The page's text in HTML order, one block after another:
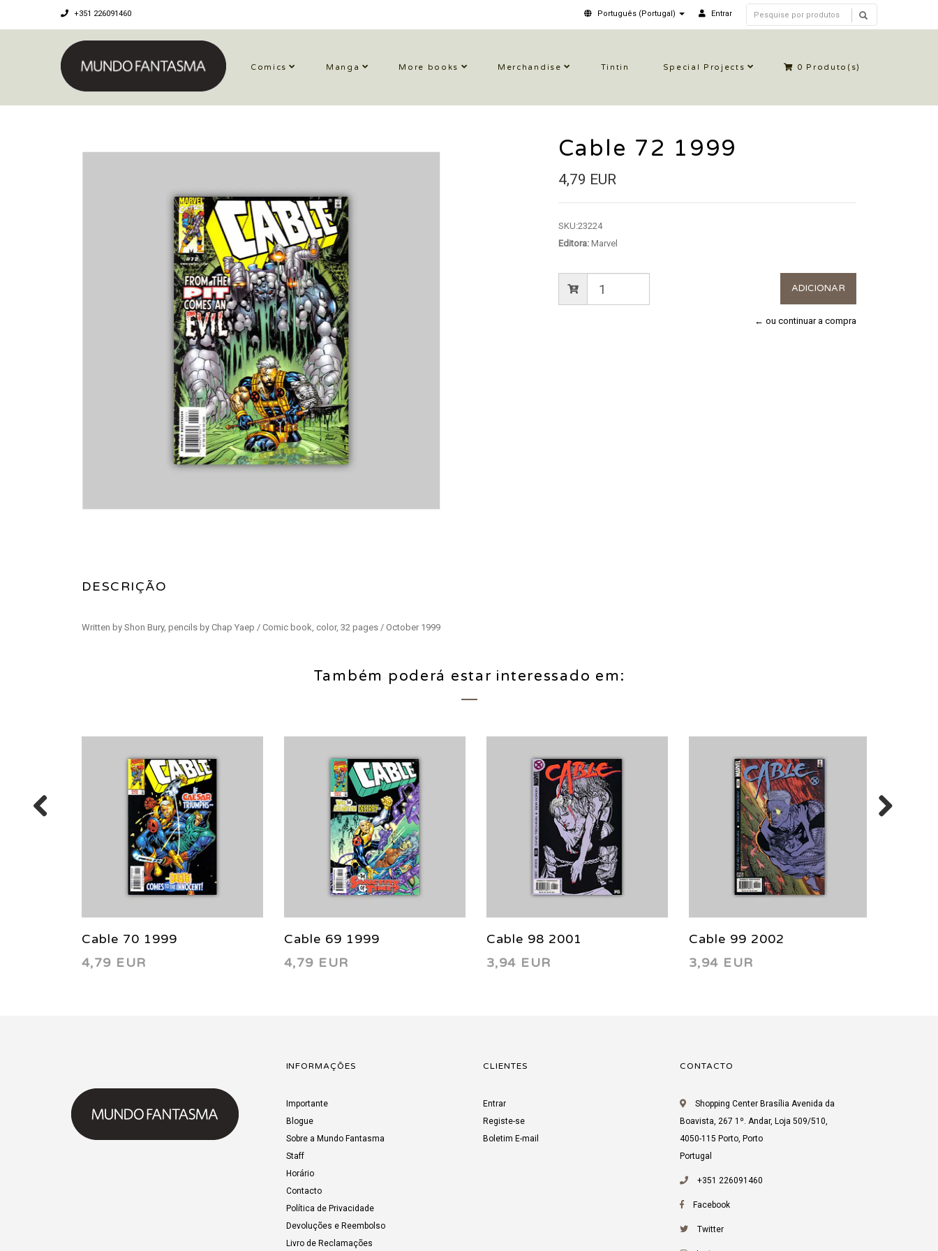
+351 226091460 Português (Portugal) Entrar
Comics Manga More books Merchandise Tintin Special Projects 0 Produto(s)
DESCRIÇÃO
Written by Shon Bury, pencils by Chap Yaep / Comic book, color, 32 pages / October 1999
Cable 72 1999
4,79 EUR
SKU:23224
Editora:Marvel
← ou continuar a compra
Também poderá estar interessado em:
Cable 70 1999
4,79 EUR
Cable 69 1999
4,79 EUR
Cable 98 2001
3,94 EUR
Cable 99 2002
3,94 EUR
INFORMAÇÕES
Importante
Blogue
Sobre a Mundo Fantasma
Staff
Horário
Contacto
Política de Privacidade
Devoluções e Reembolso
Livro de Reclamações
CLIENTES
Entrar
Registe-se
Boletim E-mail
CONTACTO
Shopping Center Brasília Avenida da
Boavista, 267 1º. Andar, Loja 509/510,
4050-115 Porto, Porto
Portugal
+351 226091460
Facebook
Twitter